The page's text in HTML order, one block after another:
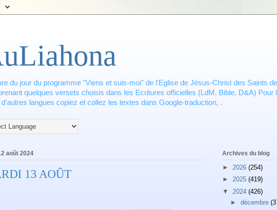
du jour du programme "Viens et suis-moi" de l'Eglise de Jésus-Christ des Saints
quelques versets choisis dans les Ecritures officielles (LdM, Bible, D&A) Pour
langues copiez et collez les textes dans Google-traduction, .
août 2024
13 AOÛT
Archives du blog
► 2026 (254)
► 2025 (419)
▼ 2024 (426)
► décembre